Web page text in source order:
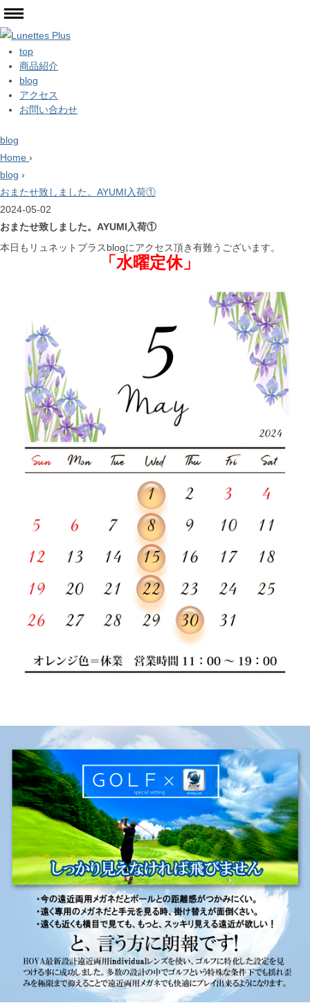
top
商品紹介
blog
アクセス
お問い合わせ
blog
Home ›
blog ›
おまたせ致しました。AYUMI入荷①
2024-05-02
おまたせ致しました。AYUMI入荷①
本日もリュネットプラスblogにアクセス頂き有難うございます。
「水曜定休」